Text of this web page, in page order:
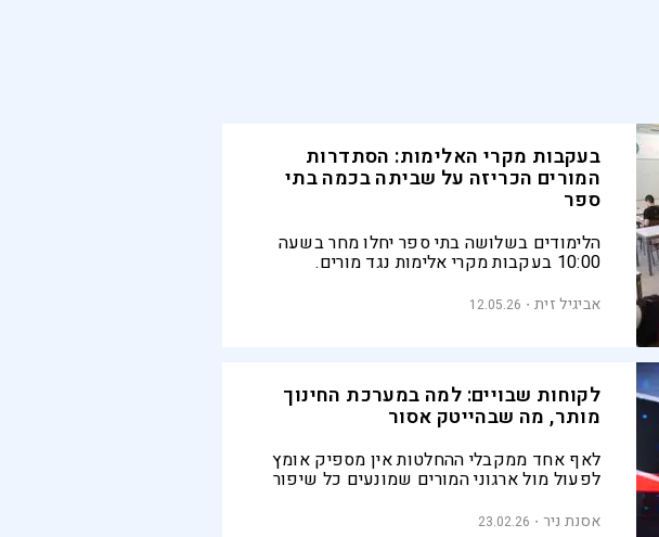
בעקבות מקרי האלימות: הסתדרות
המורים הכריזה על שביתה בכמה בתי
ספר
הלימודים בשלושה בתי ספר יחלו מחר בשעה
10:00 בעקבות מקרי אלימות נגד מורים.
ודורשים להחזיר את תחושת הביטחון לצוותים
אביגיל זית 12.05.26
לקוחות שבויים: למה במערכת החינוך
מותר, מה שבהייטק אסור
לאף אחד ממקבלי ההחלטות אין מספיק אומץ
לפעול מול ארגוני המורים שמונעים כל שיפור
אסנת ניר 23.02.26